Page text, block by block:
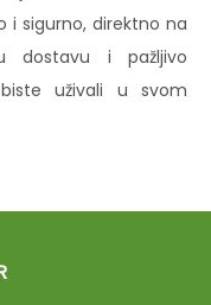
i sigurno, direktno na
dostavu i pažljivo
uživali u svom